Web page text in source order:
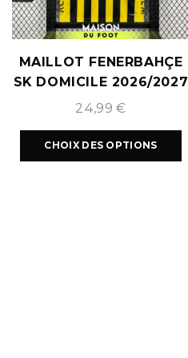
MAILLOT FENERBAHÇE
SK DOMICILE 2026/2027
24,99€
CHOIX DES OPTIONS